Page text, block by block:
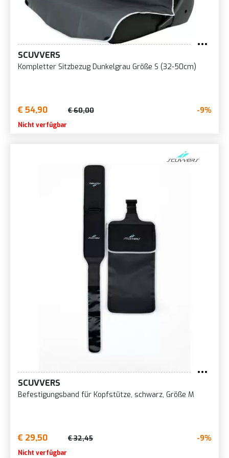
SCUVVERS
Kompletter Sitzbezug Dunkelgrau Größe S (32-50cm)
€ 54,90 € 60,00 -9%
Nicht verfügbar
SCUVVERS
Befestigungsband für Kopfstütze, schwarz, Größe M
€ 29,50 € 32,45 -9%
Nicht verfügbar